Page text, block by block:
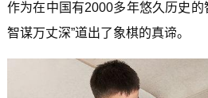
作为在中国有2000多年悠久历史的
智谋万丈深”道出了象棋的真谛。